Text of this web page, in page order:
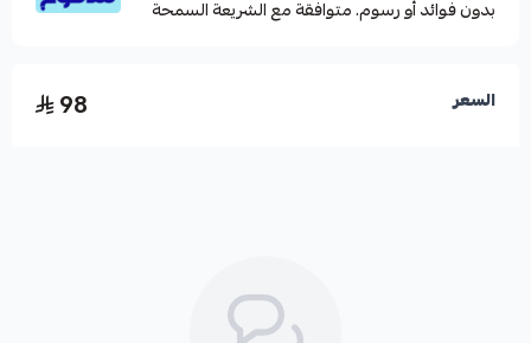
بدون فوائد أو رسوم. متوافقة مع الشريعة السمحة
السعر 98